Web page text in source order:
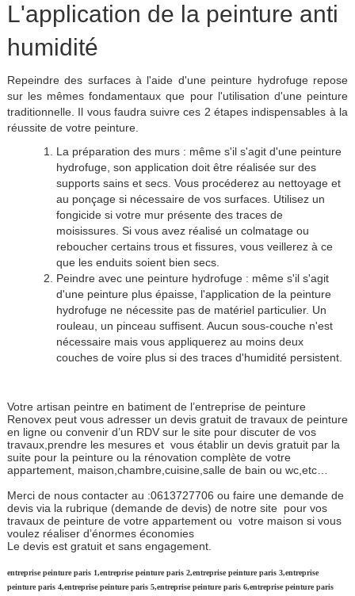
L'application de la peinture anti
humidité
Repeindre des surfaces à l'aide d'une peinture hydrofuge repose
sur les mêmes fondamentaux que pour l'utilisation d'une peinture
traditionnelle. Il vous faudra suivre ces 2 étapes indispensables à la
réussite de votre peinture.
La préparation des murs : même s'il s'agit d'une peinture
hydrofuge, son application doit être réalisée sur des
supports sains et secs. Vous procéderez au nettoyage et
au ponçage si nécessaire de vos surfaces. Utilisez un
fongicide si votre mur présente des traces de
moisissures. Si vous avez réalisé un colmatage ou
reboucher certains trous et fissures, vous veillerez à ce
que les enduits soient bien secs.
Peindre avec une peinture hydrofuge : même s'il s'agit
d'une peinture plus épaisse, l'application de la peinture
hydrofuge ne nécessite pas de matériel particulier. Un
rouleau, un pinceau suffisent. Aucun sous-couche n'est
nécessaire mais vous appliquerez au moins deux
couches de voire plus si des traces d'humidité persistent.
Votre artisan peintre en batiment de l’entreprise de peinture
Renovex peut vous adresser un devis gratuit de travaux de peinture
en ligne ou convenir d’un RDV sur le site pour discuter de vos
travaux,prendre les mesures et vous établir un devis gratuit par la
suite pour la peinture ou la rénovation complète de votre
appartement, maison,chambre,cuisine,salle de bain ou wc,etc…
Merci de nous contacter au :0613727706 ou faire une demande de
devis via la rubrique (demande de devis) de notre site pour vos
travaux de peinture de votre appartement ou votre maison si vous
voulez réaliser d’énormes économies
Le devis est gratuit et sans engagement.
entreprise peinture paris 1,entreprise peinture paris 2,entreprise peinture paris 3,entreprise
peinture paris 4,entreprise peinture paris 5,entreprise peinture paris 6,entreprise peinture paris